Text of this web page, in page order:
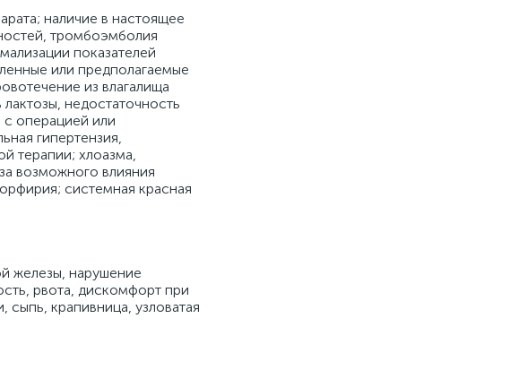
наличие в настоящее
тромбоэмболия
показателей
или предполагаемые
из влагалища
недостаточность
с операцией или
гипертензия,
терапии; хлоазма,
возможного влияния
системная красная
железы, нарушение
рвота, дискомфорт при
крапивница, узловатая